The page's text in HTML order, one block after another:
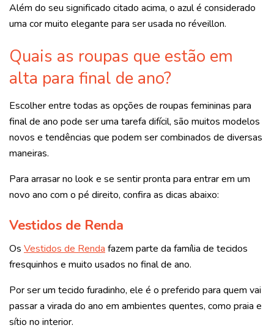
Além do seu significado citado acima, o azul é considerado
uma cor muito elegante para ser usada no réveillon.
Quais as roupas que estão em
alta para final de ano?
Escolher entre todas as opções de roupas femininas para
final de ano pode ser uma tarefa difícil, são muitos modelos
novos e tendências que podem ser combinados de diversas
maneiras.
Para arrasar no look e se sentir pronta para entrar em um
novo ano com o pé direito, confira as dicas abaixo:
Vestidos de Renda
Os Vestidos de Renda fazem parte da família de tecidos
fresquinhos e muito usados no final de ano.
Por ser um tecido furadinho, ele é o preferido para quem vai
passar a virada do ano em ambientes quentes, como praia e
sítio no interior.